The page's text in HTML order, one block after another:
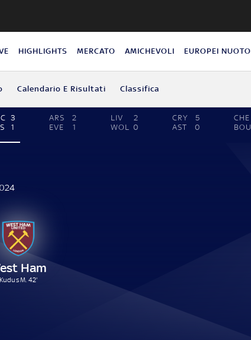
HIGHLIGHTS MERCATO AMICHEVOLI EUROPEI NUOTO
Calendario E Risultati Classifica
3
1
ARS
2
EVE
1
LIV
2
WOL
0
CRY
5
AST
0
CHE
BOU
Ham
Kudus M. 42'